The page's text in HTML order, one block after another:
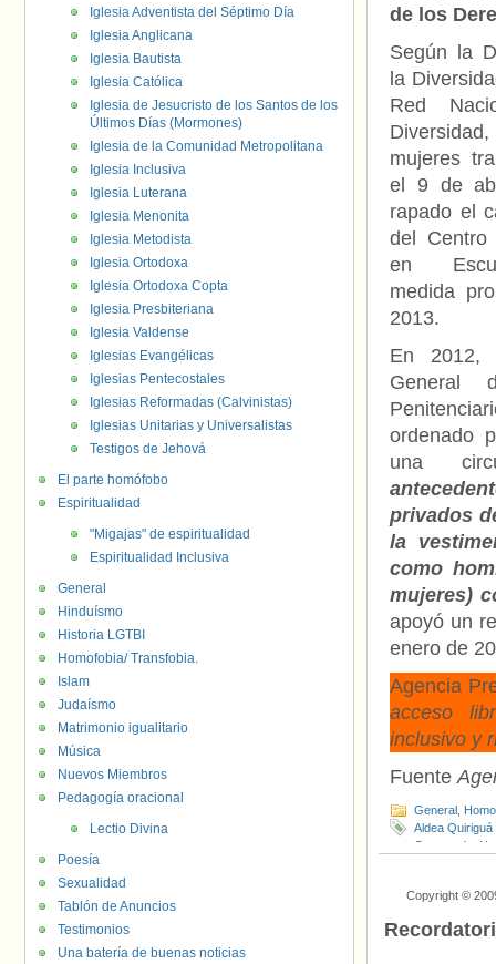
de los
Según la
la
Red
mujeres
el 9 de
rapado el
del Centro
en
medida
2013.
En 2012,
General
ordenado
una
privados
la
como
mujeres)
apoyó un
enero de
Agencia
acceso
inclusivo y
Fuente
General
Aldea Quiriguá
Guatemala
Copyright ©
Iglesia Adventista del Séptimo Día
Iglesia Anglicana
Iglesia Bautista
Iglesia Católica
Iglesia de Jesucristo de los Santos de los
Últimos Días (Mormones)
Iglesia de la Comunidad Metropolitana
Iglesia Inclusiva
Iglesia Luterana
Iglesia Menonita
Iglesia Metodista
Iglesia Ortodoxa
Iglesia Ortodoxa Copta
Iglesia Presbiteriana
Iglesia Valdense
Iglesias Evangélicas
Iglesias Pentecostales
Iglesias Reformadas (Calvinistas)
Iglesias Unitarias y Universalistas
Testigos de Jehová
El parte homófobo
Espiritualidad
"Migajas" de espiritualidad
Espiritualidad Inclusiva
General
Hinduísmo
Historia LGTBI
Homofobia/ Transfobia.
Islam
Judaísmo
Matrimonio igualitario
Música
Nuevos Miembros
Pedagogía oracional
Lectio Divina
Poesía
Sexualidad
Tablón de Anuncios
Testimonios
Una batería de buenas noticias